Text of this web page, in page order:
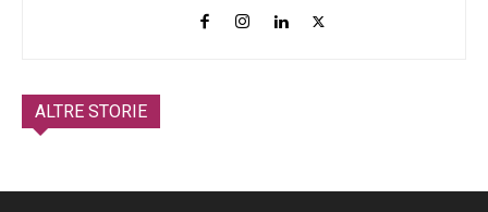
ALTRE STORIE